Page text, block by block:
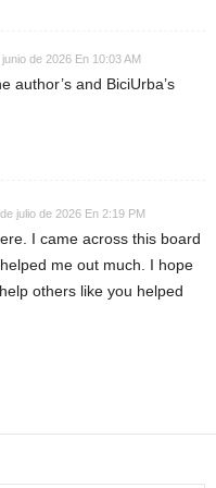
junio de 2026 En 10:03 AM
author’s and BiciUrba’s
julio de 2026 En 2:19 PM
I came across this board
me out much. I hope
others like you helped